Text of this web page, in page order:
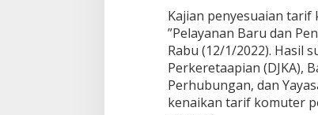
e
r
t
i
m
b
a
Kajian penyesuaian
”Pelayanan Baru dan
Rabu (12/1/2022). Hasil
Perkeretaapian (DJKA),
Perhubungan, dan
kenaikan tarif komuter